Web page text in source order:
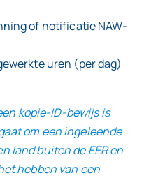
of notificatie NAW-
uren (per dag)
kopie-ID-bewijs is
om een ingeleende
land buiten de EER en
hebben van een